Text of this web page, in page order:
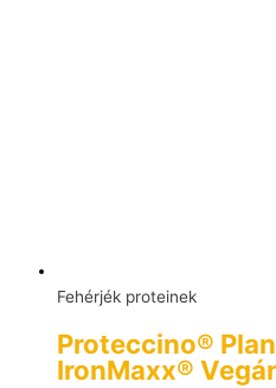
Fehérjék proteinek
Proteccino®
IronMaxx®